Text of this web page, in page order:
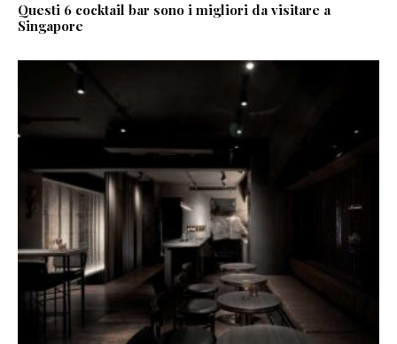
Questi 6 cocktail bar sono i migliori da visitare a
Singapore